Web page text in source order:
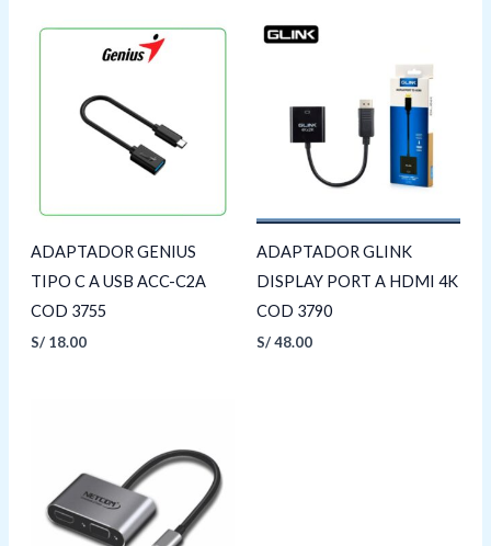
ADAPTADOR GENIUS
TIPO C A USB ACC-C2A
COD 3755
S/18.00
ADAPTADOR GLINK
DISPLAY PORT A HDMI 4K
COD 3790
S/48.00